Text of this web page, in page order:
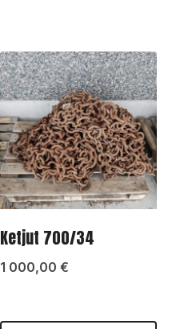
Ketjut 700/34
1 000,00 €